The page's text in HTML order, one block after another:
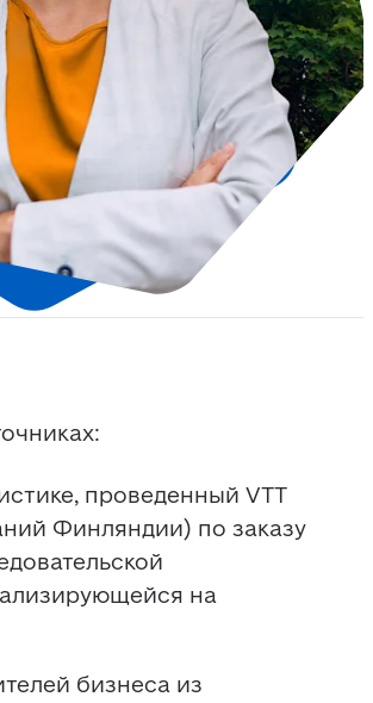
проведенный VTT
Финляндии) по заказу
на
бизнеса из